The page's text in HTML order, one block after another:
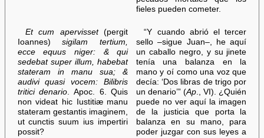
fieles pueden cometer.
Et cum apervisset(pergit
Ioannes)sigilam tertium,
ecce equus niger: & qui
sedebat super illum, habebat
stateram in manu sua; &
audivi quasi vocem: Bilibris
tritici denario . Apoc. 6. Quis
non videat hic Iustitiæ manu
stateram gestantis imaginem,
ut cunctis suum ius impertiri
possit?
“Y cuando abrió el tercer
sello –sigue Juan–, he aquí
un caballo negro, y su jinete
tenía una balanza en la
mano y oí como una voz que
decía: ‘Dos libras de trigo por
un denario’” (Ap ., VI). ¿Quién
puede no ver aquí la imagen
de la justicia que porta la
balanza en su mano, para
poder juzgar con sus leyes a